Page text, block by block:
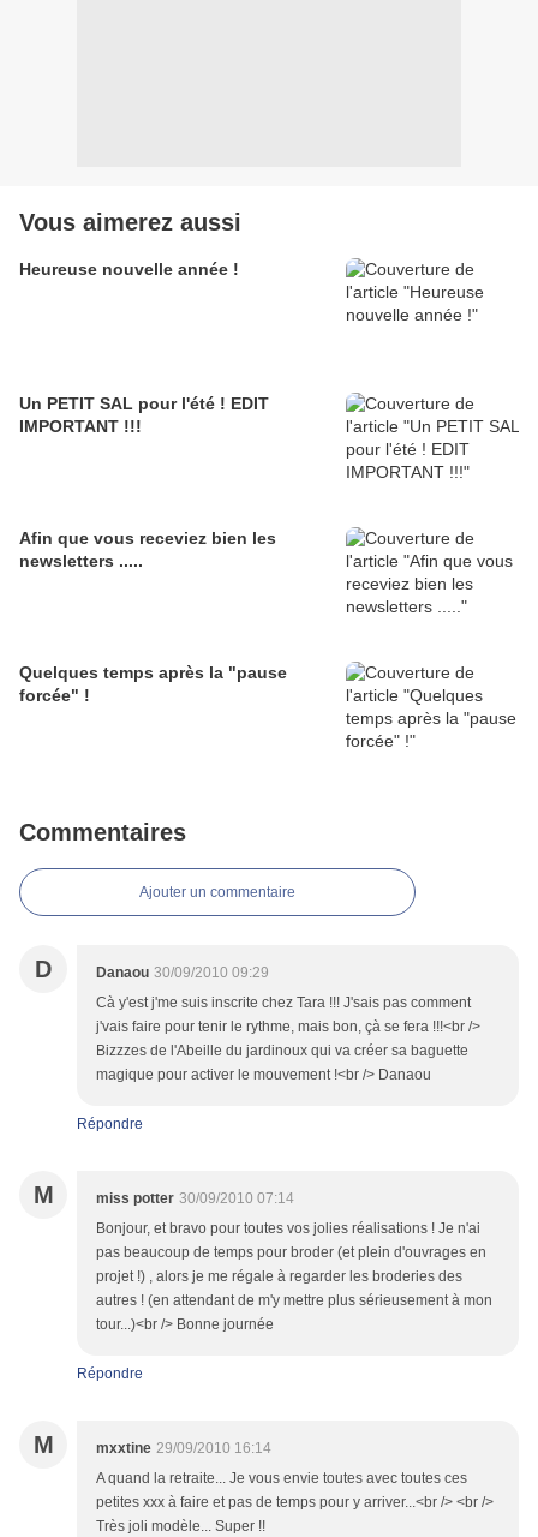
Vous aimerez aussi
Heureuse nouvelle année !
Un PETIT SAL pour l'été ! EDIT
IMPORTANT !!!
Afin que vous receviez bien les
newsletters .....
Quelques temps après la "pause
forcée" !
Commentaires
Ajouter un commentaire
D Danaou 30/09/2010 09:29
Cà y'est j'me suis inscrite chez Tara !!! J'sais pas comment
j'vais faire pour tenir le rythme, mais bon, çà se fera !!!<br />
Bizzzes de l'Abeille du jardinoux qui va créer sa baguette
magique pour activer le mouvement !<br /> Danaou
Répondre
M miss potter 30/09/2010 07:14
Bonjour, et bravo pour toutes vos jolies réalisations ! Je n'ai
pas beaucoup de temps pour broder (et plein d'ouvrages en
projet !) , alors je me régale à regarder les broderies des
autres ! (en attendant de m'y mettre plus sérieusement à mon
tour...)<br /> Bonne journée
Répondre
M mxxtine 29/09/2010 16:14
A quand la retraite... Je vous envie toutes avec toutes ces
petites xxx à faire et pas de temps pour y arriver...<br /> <br />
Très joli modèle... Super !!